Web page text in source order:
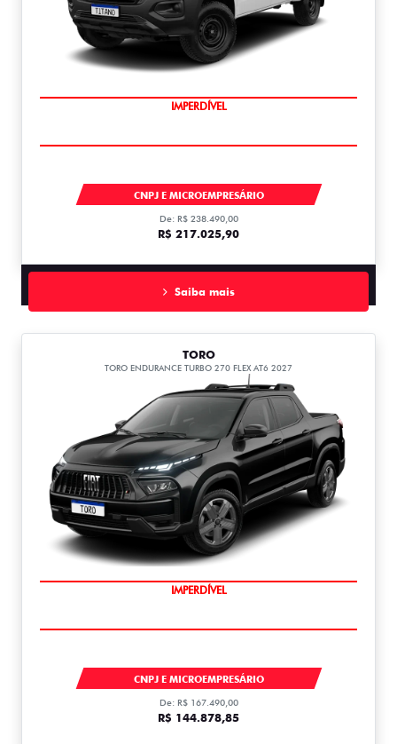
IMPERDÍVEL
CNPJ E MICROEMPRESÁRIO
De: R$ 238.490,00
R$ 217.025,90
Saiba mais
TORO
TORO ENDURANCE TURBO 270 FLEX AT6 2027
IMPERDÍVEL
CNPJ E MICROEMPRESÁRIO
De: R$ 167.490,00
R$ 144.878,85